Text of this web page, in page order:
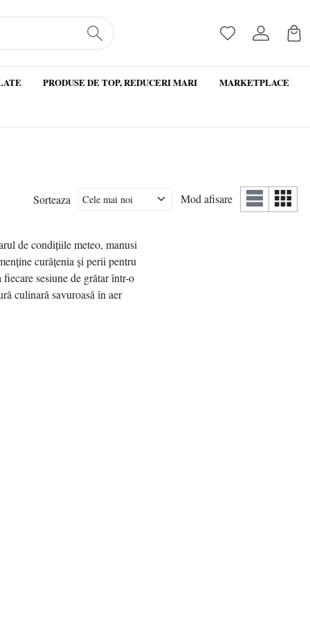
PRODUSE DE TOP, REDUCERI MARI MARKETPLACE
Sorteaza Mod afisare
de condițiile meteo, manusi
curățenia și perii pentru
sesiune de grătar într-o
culinară savuroasă în aer